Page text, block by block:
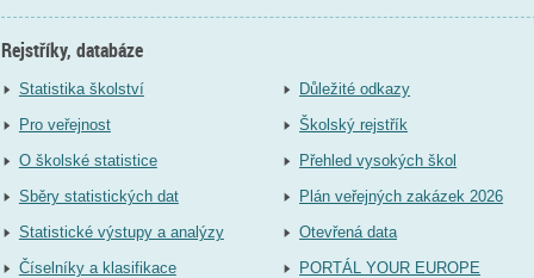
Rejstříky, databáze
Statistika školství
Pro veřejnost
O školské statistice
Sběry statistických dat
Statistické výstupy a analýzy
Číselníky a klasifikace
Důležité odkazy
Školský rejstřík
Přehled vysokých škol
Plán veřejných zakázek 2026
Otevřená data
PORTÁL YOUR EUROPE